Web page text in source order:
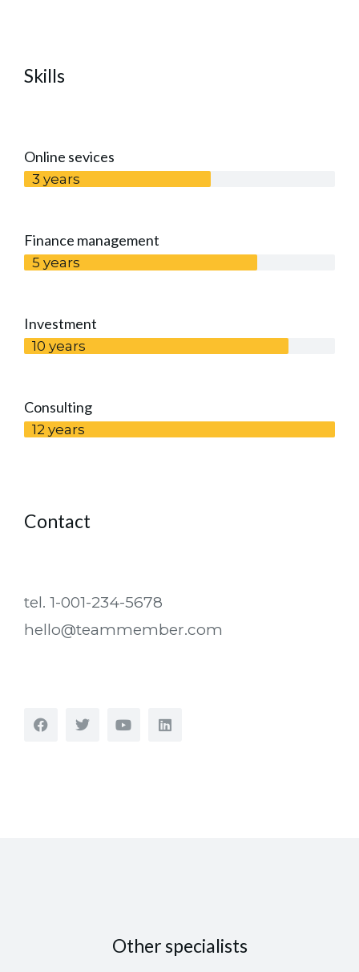
Skills
Online sevices
3 years
Finance management
5 years
Investment
10 years
Consulting
12 years
Contact
tel. 1-001-234-5678
hello@teammember.com
Other specialists